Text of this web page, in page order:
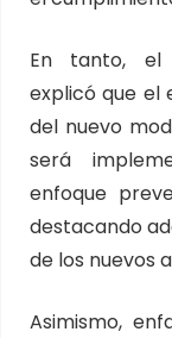
En tanto, el
explicó que el
del nuevo
será
enfoque
destacando
de los nuevos
Asimismo,